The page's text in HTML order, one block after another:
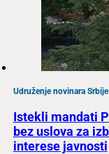
Udruženje novinara Srbije
Istekli mandati
bez uslova za
interese javnosti